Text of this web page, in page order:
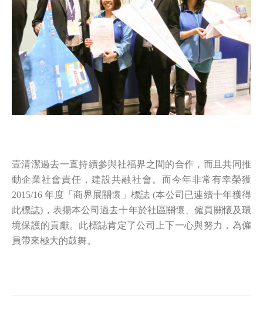
壹清潔過去一直持續參與社福界之間的合作，而且共同推
動企業社會責任，建設共融社會。而今年非常有幸榮獲
2015/16 年度「商界展關懷」標誌 (本公司已連續十年獲得
此標誌)，表揚本公司過去十年於社區關懷、僱員關懷及環
境保護的貢獻。此標誌肯定了公司上下一心與努力，為僱
員帶來極大的鼓舞。